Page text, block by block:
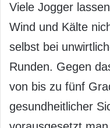
Viele Jogger
Wind und Kälte
selbst bei
Runden. Gegen
von bis zu fünf
gesundheitlicher